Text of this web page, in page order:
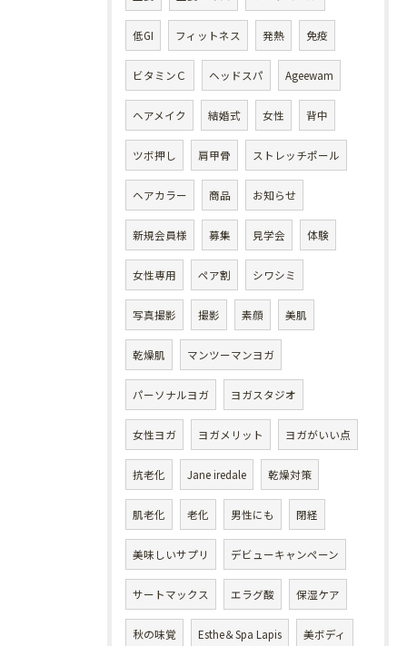
低GI フィットネス 発熱 免疫
ビタミンＣ ヘッドスパ Ageewam
ヘアメイク 結婚式 女性 背中
ツボ押し 肩甲骨 ストレッチポール
ヘアカラー 商品 お知らせ
新規会員様 募集 見学会 体験
女性専用 ペア割 シワシミ
写真撮影 撮影 素顔 美肌
乾燥肌 マンツーマンヨガ
パーソナルヨガ ヨガスタジオ
女性ヨガ ヨガメリット ヨガがいい点
抗老化 Jane iredale 乾燥対策
肌老化 老化 男性にも 閉経
美味しいサプリ デビューキャンペーン
サートマックス エラグ酸 保湿ケア
秋の味覚 Esthe＆Spa Lapis 美ボディ